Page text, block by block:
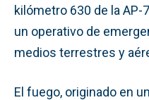
kilómetro 630 de la AP-
un operativo de
medios terrestres y
El fuego, originado en